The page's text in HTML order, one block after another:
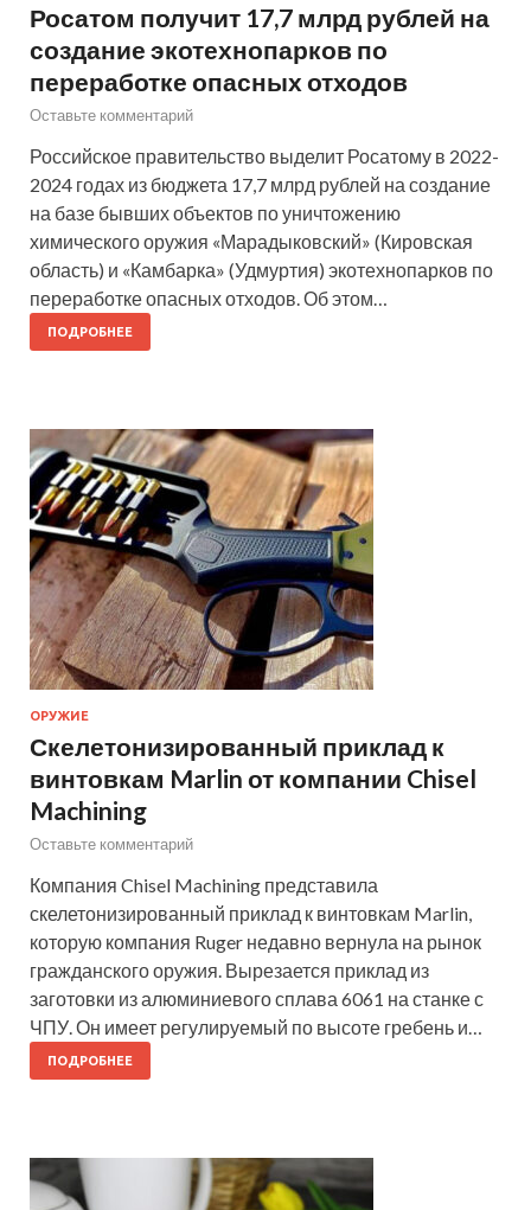
Росатом получит 17,7 млрд рублей на
создание экотехнопарков по
переработке опасных отходов
Оставьте комментарий
Российское правительство выделит Росатому в 2022-
2024 годах из бюджета 17,7 млрд рублей на создание
на базе бывших объектов по уничтожению
химического оружия «Марадыковский» (Кировская
область) и «Камбарка» (Удмуртия) экотехнопарков по
переработке опасных отходов. Об этом…
ПОДРОБНЕЕ
ОРУЖИЕ
Скелетонизированный приклад к
винтовкам Marlin от компании Chisel
Machining
Оставьте комментарий
Компания Chisel Machining представила
скелетонизированный приклад к винтовкам Marlin,
которую компания Ruger недавно вернула на рынок
гражданского оружия. Вырезается приклад из
заготовки из алюминиевого сплава 6061 на станке с
ЧПУ. Он имеет регулируемый по высоте гребень и…
ПОДРОБНЕЕ